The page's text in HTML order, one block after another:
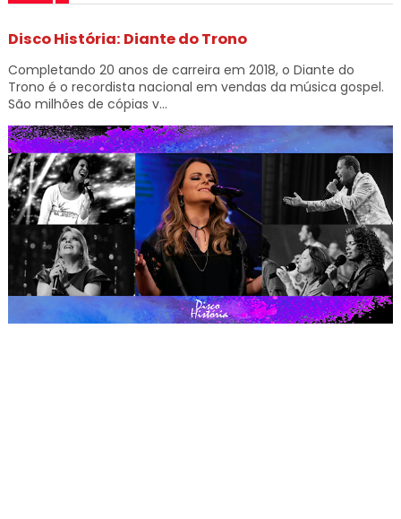
Disco História: Diante do Trono
Completando 20 anos de carreira em 2018, o Diante do
Trono é o recordista nacional em vendas da música gospel.
São milhões de cópias v...